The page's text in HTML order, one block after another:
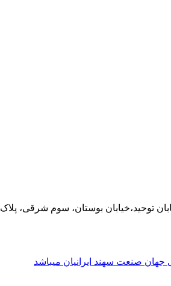
توحید،خیابان بوستان، سوم شرقی، پلاک 4
صنعت سهند ایرانیان میباشد